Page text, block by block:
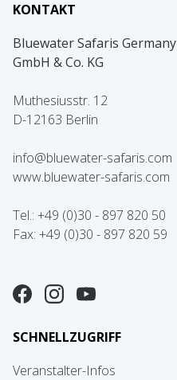
KONTAKT
Bluewater Safaris Germany
GmbH & Co. KG
Muthesiusstr. 12
D-12163 Berlin
info@bluewater-safaris.com
www.bluewater-safaris.com
Tel.: +49 (0)30 - 897 820 50
Fax: +49 (0)30 - 897 820 59
SCHNELLZUGRIFF
Veranstalter-Infos